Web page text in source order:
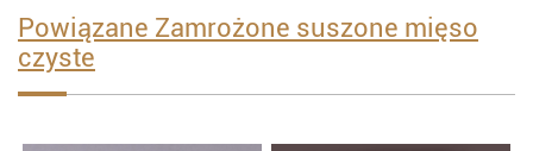
Powiązane Zamrożone suszone mięso
czyste